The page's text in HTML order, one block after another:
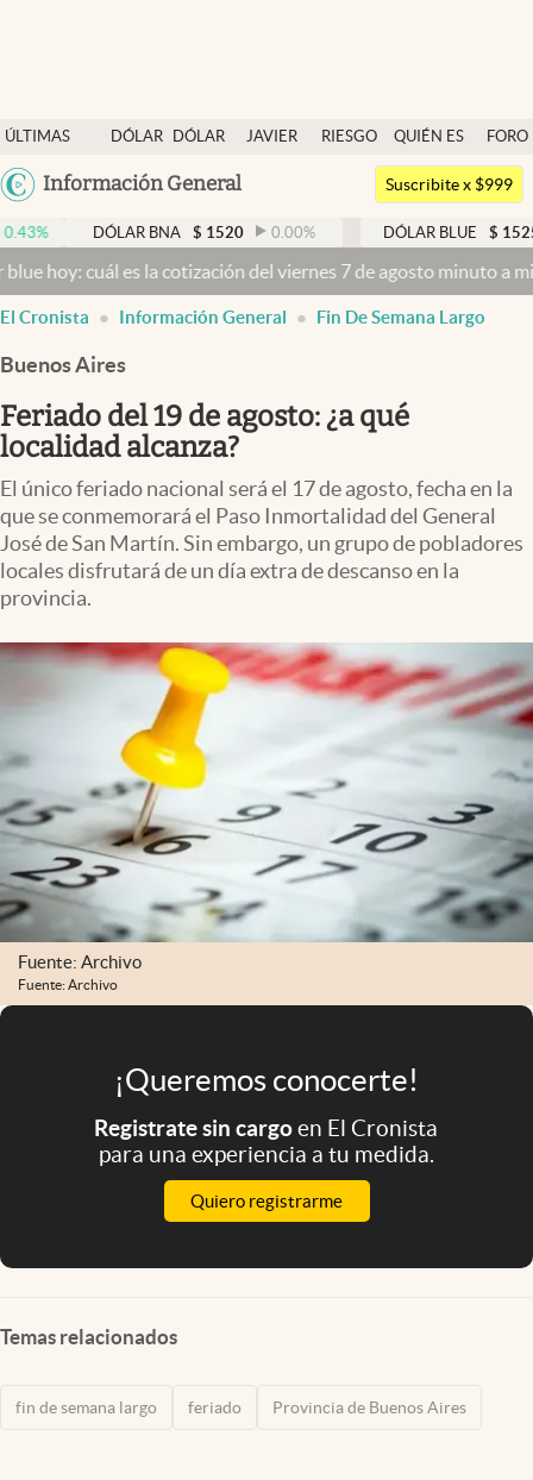
ÚLTIMAS
NOTICIAS
DÓLAR
DÓLAR
JAVIER
RIESGO
QUIÉN ES
QUIÉN
FORO
Argentina
México
Colombia
Información General
Dólar
Members
Economía y Política
Finanzas y Mercados
Mercados Online
Negocios
Columnistas
Otras secciones
Apertura
Infotechnology
Clase
Eventos Corporativos
El Cronista Studio
Mediakit
abre en nueva pestaña
Argentina
Suscribite x $999
DÓLAR BNA $ 1520 0.00% DÓLAR BLUE $ 1525 -
es la cotización del viernes 7 de agosto minuto a minutoDólar
El Cronista Información General Fin De Semana Largo
Buenos Aires
Feriado del 19 de agosto: ¿a qué
localidad alcanza?
El único feriado nacional será el 17 de agosto, fecha en la
que se conmemorará el Paso Inmortalidad del General
José de San Martín. Sin embargo, un grupo de pobladores
locales disfrutará de un día extra de descanso en la
provincia.
Fuente: Archivo
Fuente: Archivo
¡Queremos conocerte!
Registrate sin cargoen El Cronista
para una experiencia a tu medida.
Quiero registrarme
Temas relacionados
fin de semana largo feriado Provincia de Buenos Aires